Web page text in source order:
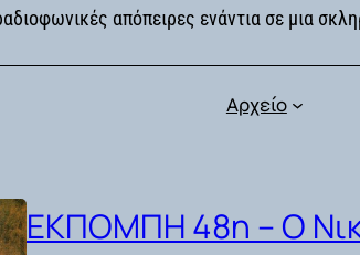
απόπειρες ενάντια σε μια
Αρχείο
ΕΚΠΟΜΠΗ 48η – Ο